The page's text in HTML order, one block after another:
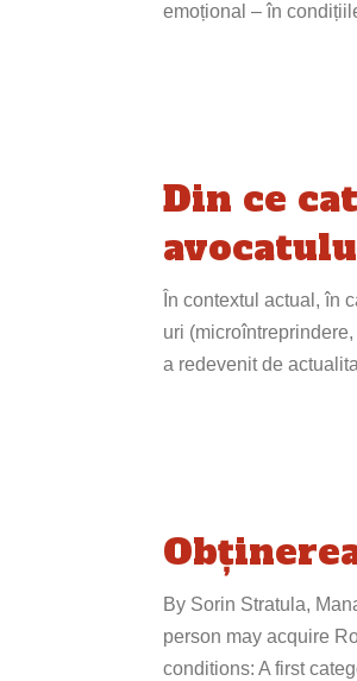
emoțional – în
Din ce
În contextul actual, în
uri
a redevenit de
By Sorin Stratula,
person may acquire
conditions: A first